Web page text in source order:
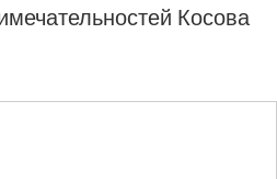
Косова